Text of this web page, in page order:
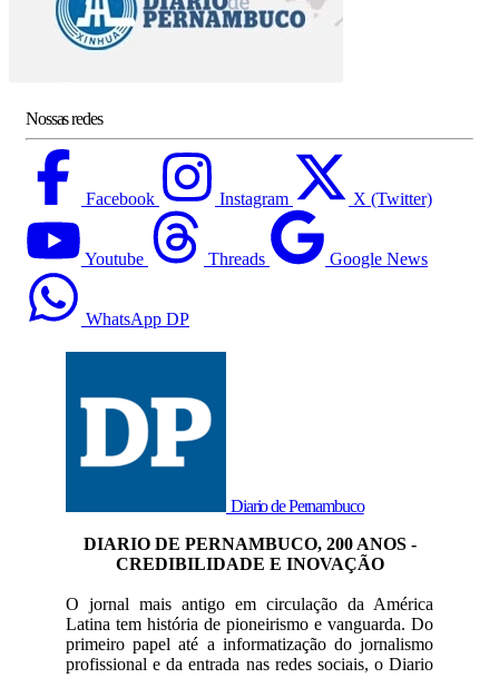
Nossas redes
Facebook Instagram X (Twitter)
Youtube Threads Google News
WhatsApp DP
Diario de Pernambuco
DIARIO DE PERNAMBUCO, 200 ANOS -
CREDIBILIDADE E INOVAÇÃO
O jornal mais antigo em circulação da América
Latina tem história de pioneirismo e vanguarda. Do
primeiro papel até a informatização do jornalismo
profissional e da entrada nas redes sociais, o Diario